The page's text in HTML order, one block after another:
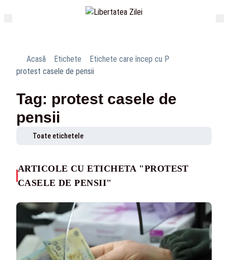
Acasă Etichete
Etichete care încep cu P
protest casele de pensii
Tag: protest casele de
pensii
Toate etichetele
ARTICOLE CU ETICHETA "PROTEST
CASELE DE PENSII"